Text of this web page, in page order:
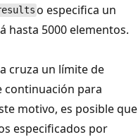
o especifica un
hasta 5000 elementos.
cruza un límite de
continuación para
motivo, es posible que
especificados por